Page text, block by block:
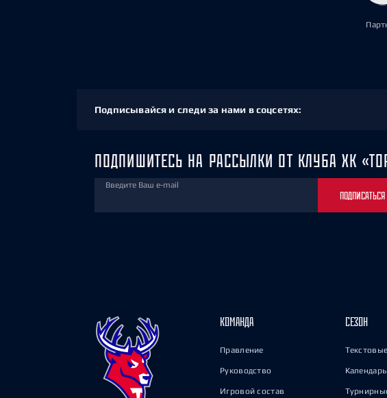
Подписывайся и следи за нами в соцсетях:
ПОДПИШИТЕСЬ НА РАССЫЛКИ ОТ КЛУБА ХК
Введите Ваш e-mail
ПОДПИСАТЬСЯ
КОМАНДА
Правление
Руководство
Игровой состав
СЕЗОН